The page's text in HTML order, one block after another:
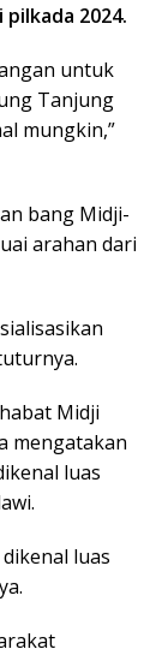
2024.
untuk
Tanjung
mungkin,”
bang Midji-
arahan dari
Midji
mengatakan
luas
luas